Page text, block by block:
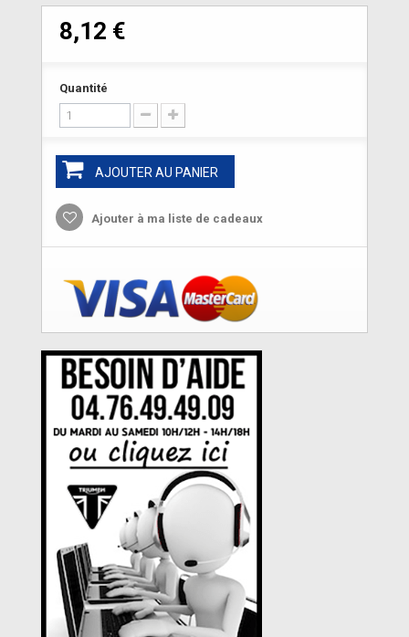
8,12 €
Quantité
AJOUTER AU PANIER
Ajouter à ma liste de cadeaux